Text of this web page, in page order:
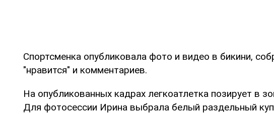
Спортсменка опубликовала фото и видео в бикини,
"нравится" и комментариев.
На опубликованных кадрах легкоатлетка позирует в
Для фотосессии Ирина выбрала белый раздельный